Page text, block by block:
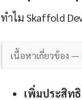
ทำไม Skaffold
เนื้อหาเกี่ยวข้อง —
เพิ่มประสิท